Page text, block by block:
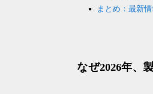
まとめ：最新
なぜ2026年、